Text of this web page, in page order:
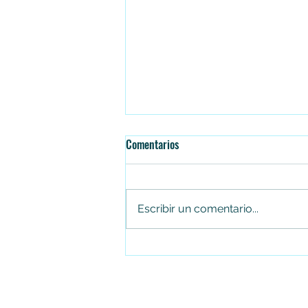
Juan Carlos Arias renuncia al
Comentarios
Escribir un comentario...